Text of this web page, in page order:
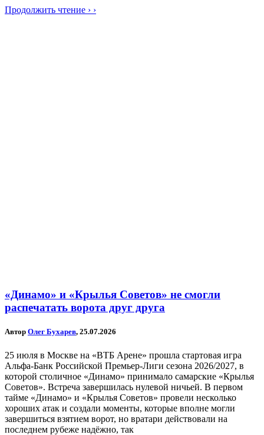
Продолжить чтение › ›
«Динамо» и «Крылья Советов» не смогли
распечатать ворота друг друга
Автор Олег Бухарев, 25.07.2026
25 июля в Москве на «ВТБ Арене» прошла стартовая игра
Альфа-Банк Российской Премьер-Лиги сезона 2026/2027, в
которой столичное «Динамо» принимало самарские «Крылья
Советов». Встреча завершилась нулевой ничьей. В первом
тайме «Динамо» и «Крылья Советов» провели несколько
хороших атак и создали моменты, которые вполне могли
завершиться взятием ворот, но вратари действовали на
последнем рубеже надёжно, так